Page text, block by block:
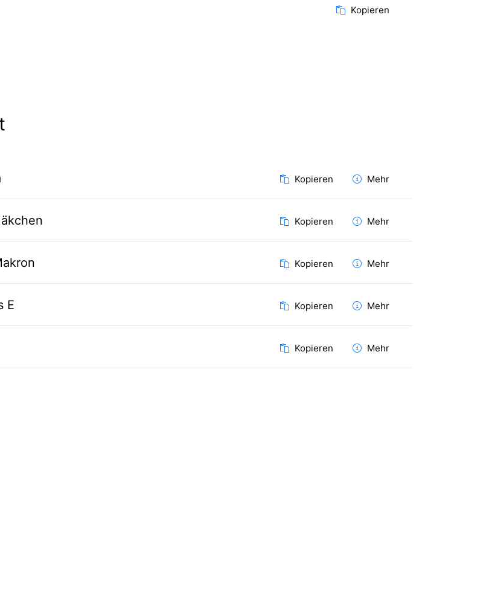
Kopieren
Kopieren Mehr
Kopieren Mehr
Kopieren Mehr
E Kopieren Mehr
Kopieren Mehr